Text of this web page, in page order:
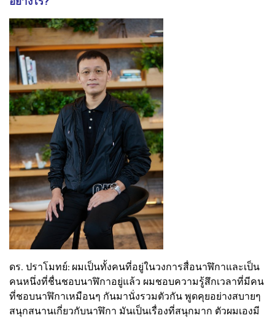
ดร. ปราโมทย์: ผมเป็นทั้งคนที่อยู่ในวงการสื่อนาฬิกาและเป็น
คนหนึ่งที่ชื่นชอบนาฬิกาอยู่แล้ว ผมชอบความรู้สึกเวลาที่มีคน
ที่ชอบนาฬิกาเหมือนๆ กันมานั่งรวมตัวกัน พูดคุยอย่างสบายๆ
สนุกสนานเกี่ยวกับนาฬิกา มันเป็นเรื่องที่สนุกมาก ตัวผมเองมี